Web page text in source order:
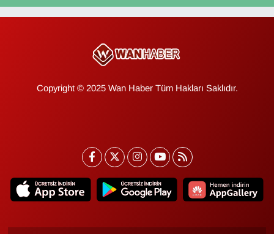
Copyright © 2025 Wan Haber Tüm Hakları Saklıdır.